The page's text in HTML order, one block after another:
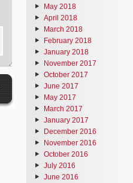
May 2018
April 2018
March 2018
February 2018
January 2018
November 2017
October 2017
June 2017
May 2017
March 2017
January 2017
December 2016
November 2016
October 2016
July 2016
June 2016